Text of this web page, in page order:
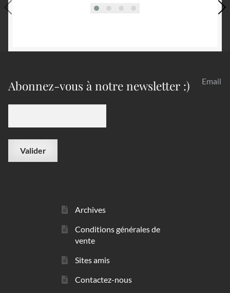
Abonnez-vous à notre newsletter :) Email
Archives
Conditions générales de
vente
Sites amis
Contactez-nous